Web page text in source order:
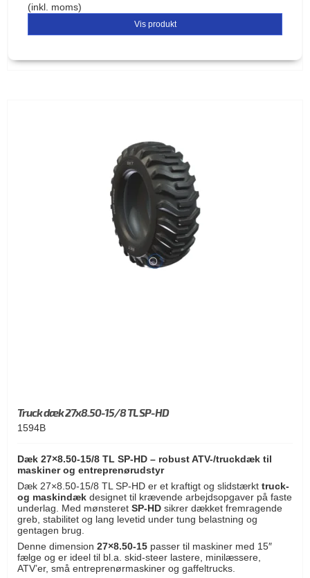
(inkl. moms)
Vis produkt
Truck dæk 27x8.50-15/8 TL SP-HD
1594B
Dæk 27×8.50-15/8 TL SP-HD – robust ATV-/truckdæk til
maskiner og entreprenørudstyr
Dæk 27×8.50-15/8 TL SP-HD er et kraftigt og slidstærkt truck-
og maskindæk designet til krævende arbejdsopgaver på faste
underlag. Med mønsteret SP-HD sikrer dækket fremragende
greb, stabilitet og lang levetid under tung belastning og
gentagen brug.
Denne dimension 27×8.50-15 passer til maskiner med 15″
fælge og er ideel til bl.a. skid-steer lastere, minilæssere,
ATV’er, små entreprenørmaskiner og gaffeltrucks.